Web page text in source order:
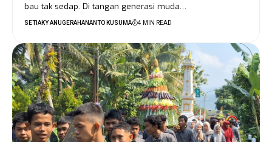
bau tak sedap. Di tangan generasi muda…
SETIAKY ANUGERAHANANTO KUSUMA 4 MIN READ